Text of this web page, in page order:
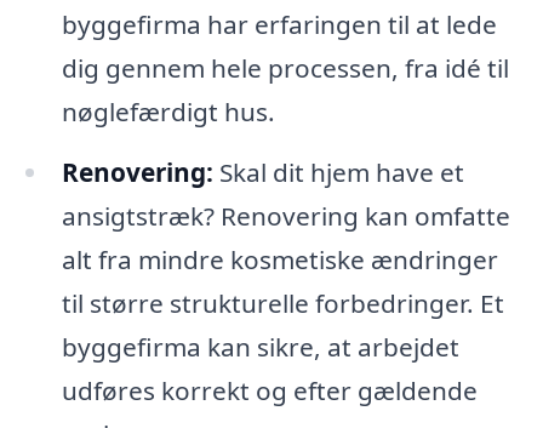
byggefirma har erfaringen til at lede
dig gennem hele processen, fra idé til
nøglefærdigt hus.
Renovering: Skal dit hjem have et
ansigtstræk? Renovering kan omfatte
alt fra mindre kosmetiske ændringer
til større strukturelle forbedringer. Et
byggefirma kan sikre, at arbejdet
udføres korrekt og efter gældende